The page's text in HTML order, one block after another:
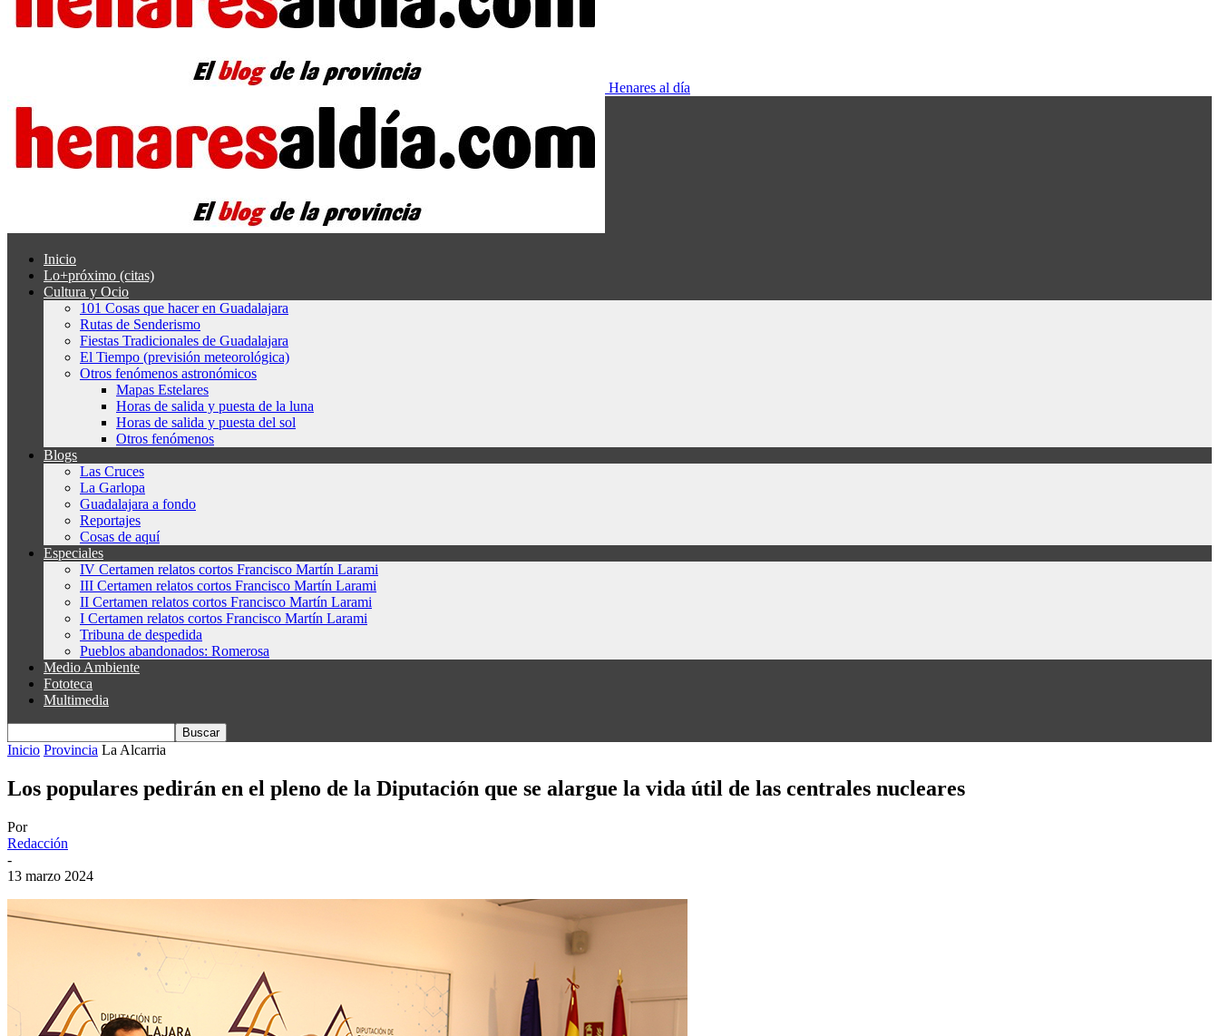
Henares al día
Inicio
Lo+próximo (citas)
Cultura y Ocio
101 Cosas que hacer en Guadalajara
Rutas de Senderismo
Fiestas Tradicionales de Guadalajara
El Tiempo (previsión meteorológica)
Otros fenómenos astronómicos
Mapas Estelares
Horas de salida y puesta de la luna
Horas de salida y puesta del sol
Otros fenómenos
Blogs
Las Cruces
La Garlopa
Guadalajara a fondo
Reportajes
Cosas de aquí
Especiales
IV Certamen relatos cortos Francisco Martín Larami
III Certamen relatos cortos Francisco Martín Larami
II Certamen relatos cortos Francisco Martín Larami
I Certamen relatos cortos Francisco Martín Larami
Tribuna de despedida
Pueblos abandonados: Romerosa
Medio Ambiente
Fototeca
Multimedia
Inicio Provincia La Alcarria
Los populares pedirán en el pleno de la Diputación que se alargue la vida útil de las centrales nucleares
Por
Redacción
-
13 marzo 2024